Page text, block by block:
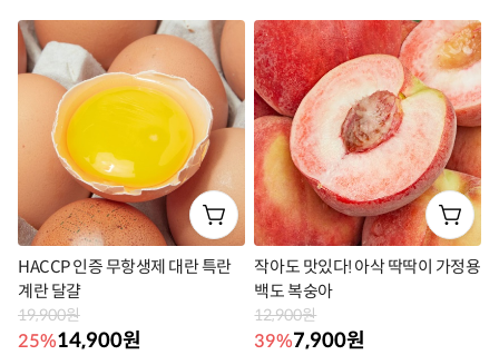
라
벨
라
벨
HACCP 인증 무항생제 대란 특란
계란 달걀
19,900원
25%14,900원
작아도 맛있다! 아삭 딱딱이 가정용
백도 복숭아
12,900원
39%7,900원